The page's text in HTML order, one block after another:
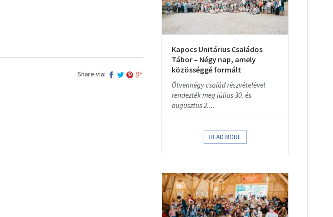
Share via:
Kapocs Unitárius Családos
Tábor – Négy nap, amely
közösséggé formált
Ötvennégy család részvételével
rendezték meg július 30. és
augusztus 2....
READ MORE